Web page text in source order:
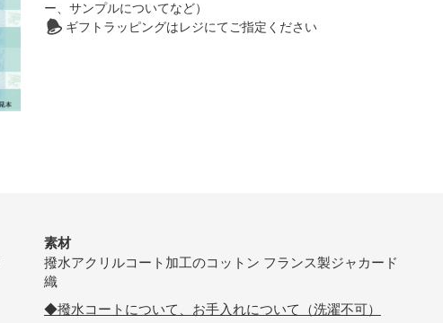
ー、サンプルについてなど）
ギフトラッピングはレジにてご指定ください
素材
撥水アクリルコート加工のコットン フランス製ジャカード
織
◆撥水コートについて、お手入れについて（洗濯不可）